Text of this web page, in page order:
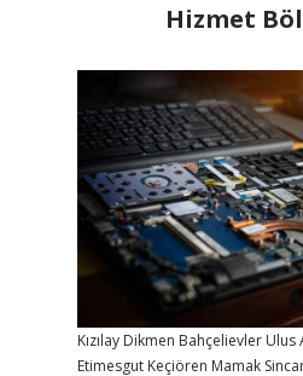
Hizmet
Kızılay Dikmen Bahçelievler Ulus
Etimesgut Keçiören Mamak